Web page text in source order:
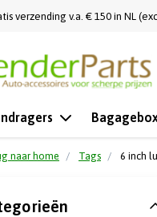
verzending v.a. € 150 in NL
naar home Tags 6 inch